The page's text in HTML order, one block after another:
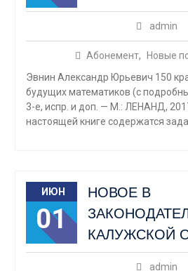
admin
Абонемент,
Новые
Эвнин Александр Юрьевич 150
будущих математиков (с
3-е, испр. и доп. — М.: ЛЕНАНД,
настоящей книге содержатся
ИЮН
01
НОВОЕ В
КАЛУЖСКОЙ
admin